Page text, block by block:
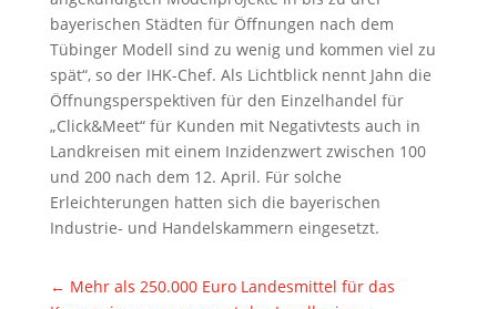
bayerischen Städten für Öffnungen nach dem
Tübinger Modell sind zu wenig und kommen viel zu
spät“, so der IHK-Chef. Als Lichtblick nennt Jahn die
Öffnungsperspektiven für den Einzelhandel für
„Click&Meet“ für Kunden mit Negativtests auch in
Landkreisen mit einem Inzidenzwert zwischen 100
und 200 nach dem 12. April. Für solche
Erleichterungen hatten sich die bayerischen
Industrie- und Handelskammern eingesetzt.
← Mehr als 250.000 Euro Landesmittel für das